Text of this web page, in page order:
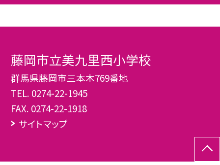
藤岡市立美九里西小学校
群馬県藤岡市三本木769番地
TEL. 0274-22-1945
FAX. 0274-22-1918
サイトマップ